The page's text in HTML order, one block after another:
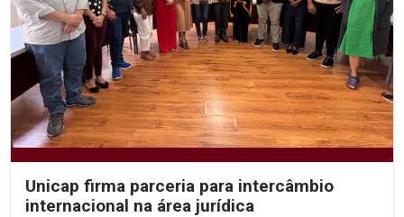
Unicap firma parceria para intercâmbio
internacional na área jurídica